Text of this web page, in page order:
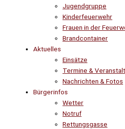
Jugendgruppe
Kinderfeuerwehr
Frauen in der
Brandcontainer
Aktuelles
Einsätze
Termine &
Nachrichten & Fotos
Bürgerinfos
Wetter
Notruf
Rettungsgasse